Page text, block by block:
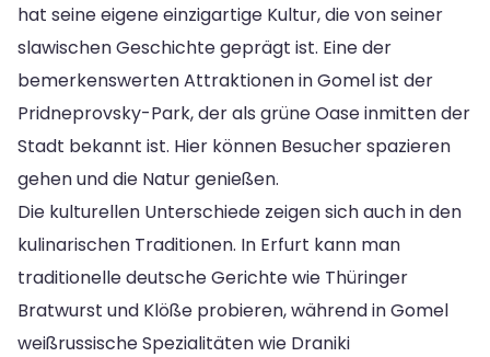
hat seine eigene einzigartige Kultur, die von seiner
slawischen Geschichte geprägt ist. Eine der
bemerkenswerten Attraktionen in Gomel ist der
Pridneprovsky-Park, der als grüne Oase inmitten der
Stadt bekannt ist. Hier können Besucher spazieren
gehen und die Natur genießen.
Die kulturellen Unterschiede zeigen sich auch in den
kulinarischen Traditionen. In Erfurt kann man
traditionelle deutsche Gerichte wie Thüringer
Bratwurst und Klöße probieren, während in Gomel
weißrussische Spezialitäten wie Draniki